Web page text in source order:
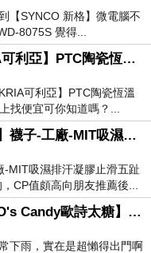
【SYNCO 新格】微電腦不
8075S 覺得...
【好康報報】【KRIA可利亞】PTC陶瓷恆溫暖氣機KR-902T 團購人氣產品網拍熱門產品
可利亞】PTC陶瓷恆溫
找便宜可你知道嗎？...
【本月限時刷卡折扣】襪子-工廠-MIT吸濕排汗凝膠止滑五趾隱形襪- 超人氣產品人氣產品排行榜
MIT吸濕排汗凝膠止滑五趾
CP值頗高向朋友推薦後...
【實用商品介紹】【O's Candy歐詩太糖】甜蜜日日禮盒- 限定商品特惠
下雨，實在是超懶得出門啊